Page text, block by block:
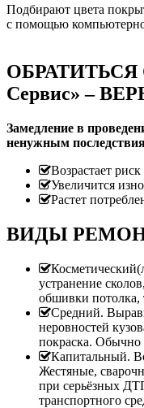
Подбирают цвета
с помощью
ОБРАТИТЬСЯ
Сервис» –
Замедление в
ненужным
Возрастает
Увеличится
Растет
ВИДЫ
устранение
обшивки потолка,
Средний.
неровностей
покраска. Обычно
Капитальный.
Жестяные,
при серьёзных
транспортного